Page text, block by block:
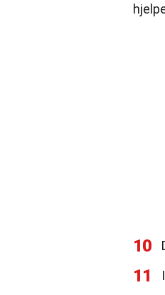
10
11